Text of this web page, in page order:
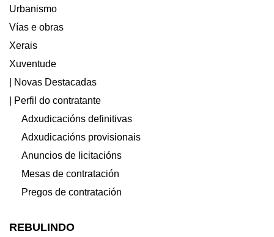
Urbanismo
Vías e obras
Xerais
Xuventude
| Novas Destacadas
| Perfil do contratante
Adxudicacións definitivas
Adxudicacións provisionais
Anuncios de licitacións
Mesas de contratación
Pregos de contratación
REBULINDO